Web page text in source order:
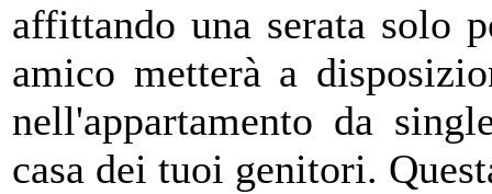
affittando una serata solo
amico metterà a
nell'appartamento da
casa dei tuoi genitori.